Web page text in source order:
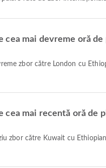
cea mai devreme oră
cea mai recentă oră de